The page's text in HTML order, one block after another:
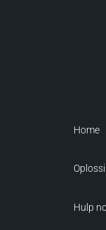
Home
Hulp